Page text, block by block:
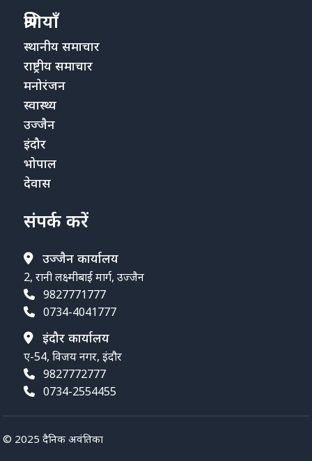
श्रेणियाँ
स्थानीय समाचार
राष्ट्रीय समाचार
मनोरंजन
स्वास्थ्य
उज्जैन
इंदौर
भोपाल
देवास
संपर्क करें
उज्जैन कार्यालय
2, रानी लक्ष्मीबाई मार्ग, उज्जैन
9827771777
0734-4041777
इंदौर कार्यालय
ए-54, विजय नगर, इंदौर
9827772777
0734-2554455
© 2025 दैनिक अवंतिका